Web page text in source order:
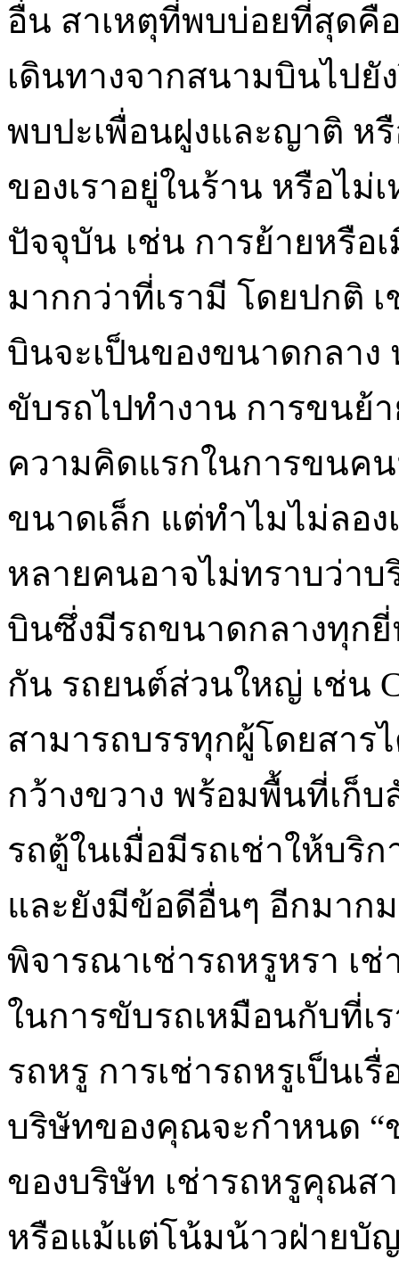
อื่น สาเหตุที่พบบ่อยที่สุดคื
เดินทางจากสนามบินไปยั
พบปะเพื่อนฝูงและญาติ หรื
ของเราอยู่ในร้าน หรือไม่
ปัจจุบัน เช่น การย้ายหรือ
มากกว่าที่เรามี โดยปกติ
บินจะเป็นของขนาดกลาง
ขับรถไปทำงาน การขนย้
ความคิดแรกในการขนค
ขนาดเล็ก แต่ทำไมไม่ลอง
หลายคนอาจไม่ทราบว่าบ
บินซึ่งมีรถขนาดกลางทุก
กัน รถยนต์ส่วนใหญ่ เช่น
สามารถบรรทุกผู้โดยสา
กว้างขวาง พร้อมพื้นที่เก็
รถตู้ในเมื่อมีรถเช่าให้บริก
และยังมีข้อดีอื่นๆ อีกมาก
พิจารณาเช่ารถหรูหรา เ
ในการขับรถเหมือนกับที่
รถหรู การเช่ารถหรูเป็นเ
บริษัทของคุณจะกำหนด “
ของบริษัท เช่ารถหรูคุณส
หรือแม้แต่โน้มน้าวฝ่าย